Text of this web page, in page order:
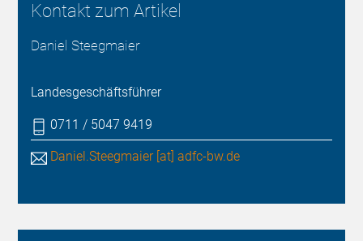
Kontakt zum Artikel
Daniel Steegmaier
Landesgeschäftsführer
0711 / 5047 9419
Daniel.Steegmaier [at] adfc-bw.de